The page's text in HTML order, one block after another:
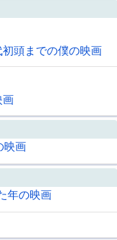
頭までの僕の映画
画
映画
年の映画